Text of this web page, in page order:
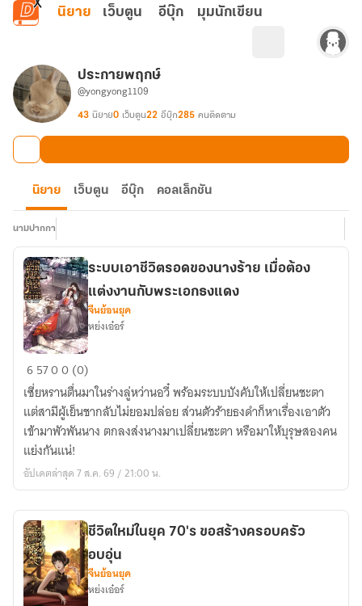
ข้ามไปยังเนื้อหาหลัก
นิยาย เว็บตูน อีบุ๊ก มุมนักเขียน
ประกายพฤกษ์​
@yongyong1109
43 นิยาย0 เว็บตูน22 อีบุ๊ก285 คนติดตาม
นิยาย เว็บตูน อีบุ๊ก คอลเล็กชัน
นามปากกา
ระบบ
เอา
ชีวิต
รอด
ของ
นาง
ร้าย
ต้อง
แต่งงาน
กับ
พระเอก
ธง
ระบบเอาชีวิตรอดของนางร้าย เมื่อต้อง
แต่งงานกับพระเอกธงแดง
จีนย้อนยุค
หย่งเอ๋อร์
65700 (0)
เซี่ยหรานตื่นมาในร่างลู่หว่านอวี๋ พร้อมระบบบังคับให้เปลี่ยนชะตา
แต่สามีผู้เย็นชากลับไม่ยอมปล่อย ส่วนตัวร้ายธงดำก็หาเรื่องเอาตัว
เข้ามาพัวพันนาง ตกลงส่งนางมาเปลี่ยนชะตา หรือมาให้บุรุษสองคน
แย่งกันแน่!
อัปเดตล่าสุด 7 ส.ค. 69 / 21:00 น.
ชีวิตใหม่ในยุค 70's ขอสร้างครอบครัว
อบอุ่น
จีนย้อนยุค
หย่งเอ๋อร์